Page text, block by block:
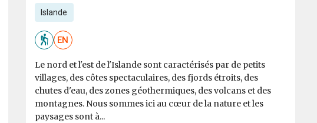
Islande
EN
Le nord et l'est de l'Islande sont caractérisés par de petits
villages, des côtes spectaculaires, des fjords étroits, des
chutes d'eau, des zones géothermiques, des volcans et des
montagnes. Nous sommes ici au cœur de la nature et les
paysages sont à...